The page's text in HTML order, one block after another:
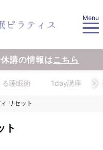
Menu
講の情報はこちら
睡眠術 1day講座
リセット
ト